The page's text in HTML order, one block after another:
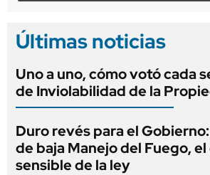
Últimas noticias
Uno a uno, cómo votó cada
de Inviolabilidad de la
Duro revés para el
de baja Manejo del Fuego,
sensible de la ley